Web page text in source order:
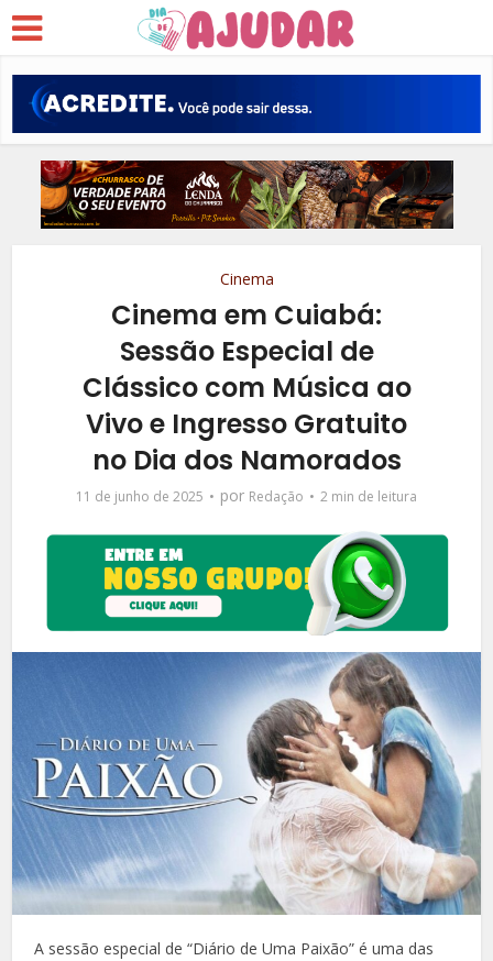
Cinema
Cinema em Cuiabá:
Sessão Especial de
Clássico com Música ao
Vivo e Ingresso Gratuito
no Dia dos Namorados
11 de junho de 2025 por Redação 2 min de leitura
A sessão especial de “Diário de Uma Paixão” é uma das